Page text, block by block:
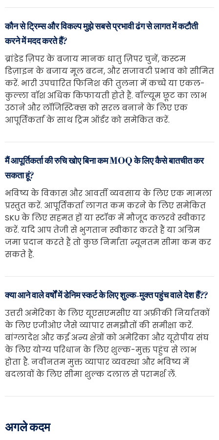
कौन से ट्रिम्स और विकल्प मुझे सबसे प्रभावी ढंग से लागत में कटौती
करने में मदद करते हैं?
ब्रांडेड ज़िपर के बजाय मानक धातु ज़िपर चुनें, कस्टम
डिज़ाइन के बजाय मूल बटन, और सजावटी प्रभाव को सीमित
करें. भारी उपचारित फिनिश की तुलना में कच्चे या एकल-
कुल्ला वॉश अधिक किफायती होते हैं. वॉल्यूम छूट का लाभ
उठाने और लॉजिस्टिक्स को सरल बनाने के लिए एक
आपूर्तिकर्ता के साथ ट्रिम ऑर्डर को समेकित करें.
मैं आपूर्तिकर्ता की रुचि खोए बिना कम MOQ के लिए कैसे बातचीत कर
सकता हूं?
भविष्य के विकास और आवर्ती व्यवसाय के लिए एक मामला
प्रस्तुत करें. आपूर्तिकर्ता लागत कम करने के लिए समेकित
SKU के लिए सहमत हों या स्टॉक में मौजूद कलरवे स्वीकार
करें. यदि आप तेजी से भुगतान स्वीकार करते हैं या अग्रिम
जमा प्रदान करते हैं तो कुछ निर्माता न्यूनतम सीमा कम कर
सकते हैं.
क्या आने वाले वर्षों में डेनिम स्कर्ट के लिए शुल्क-मुक्त पहुंच वाले देश हैं??
उत्तरी अमेरिका के लिए यूएसएमसीए या अफ्रीकी निर्यातकों
के लिए एजीओए जैसे व्यापार समझौतों की समीक्षा करें.
बांग्लादेश और कई अन्य क्षेत्रों को अमेरिका और यूरोपीय संघ
के लिए योग्य परिधान के लिए शुल्क-मुक्त पहुंच से लाभ
होता है. नवीनतम मुक्त व्यापार व्यवस्था और भविष्य में
बदलावों के लिए सीमा शुल्क दलाल से परामर्श लें.
अगले कदम